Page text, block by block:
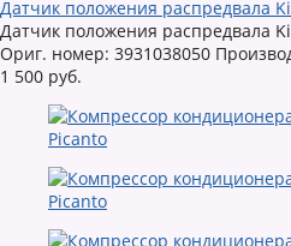
Датчик положения распредвала
Датчик положения распредвала
Ориг. номер: 3931038050
1 500 руб.